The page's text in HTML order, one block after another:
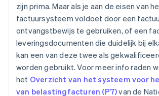
zijn prima. Maar als je aan de eisen van
factuursysteem voldoet door een
ontvangstbewijs te gebruiken, of een
leveringsdocumenten die duidelijk bij
kan een van deze twee als
worden gebruikt. Voor meer info raden
het Overzicht van het systeem voor
van belastingfacturen (P7)van de